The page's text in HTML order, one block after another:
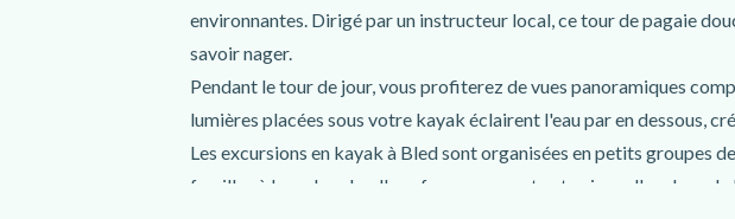
environnantes. Dirigé par un instructeur local, ce tour de pagaie
savoir nager.
Pendant le tour de jour, vous profiterez de vues panoramiques
lumières placées sous votre kayak éclairent l'eau par en dessous,
Les excursions en kayak à Bled sont organisées en petits groupes
familles à la recherche d'une façon amusante et unique d'explorer le